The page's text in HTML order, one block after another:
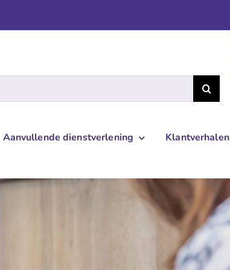
Aanvullende dienstverlening Klantverhalen